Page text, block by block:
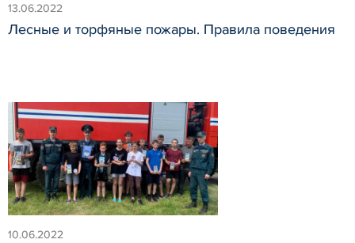
13.06.2022
Лесные и торфяные пожары. Правила поведения
10.06.2022